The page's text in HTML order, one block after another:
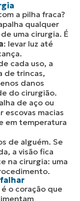
a pilha fraca?
qualquer
uma cirurgia. É
: levar luz até
cada uso, a
de trincas,
danos
do cirurgião.
de aço ou
escovas macias
em temperatura
de alguém. Se
a visão fica
na cirurgia: uma
o coração que